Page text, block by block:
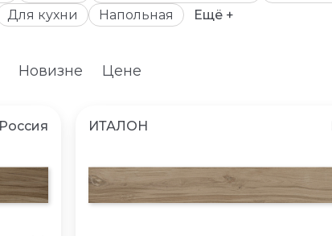
Для кухни Напольная Ещё +
Новизне Цене
Россия ИТАЛОН